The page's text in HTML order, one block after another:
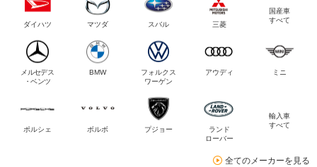
ダイハツ マツダ スバル 三菱
国産車
すべて
メルセデス
・ベンツ
BMW
フォルクス
ワーゲン
アウディ ミニ
ポルシェ ボルボ プジョー
ランド
ローバー
輸入車
すべて
全てのメーカーを見る